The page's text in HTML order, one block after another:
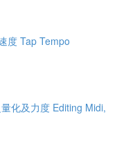
度 Tap Tempo
化及力度 Editing Midi,